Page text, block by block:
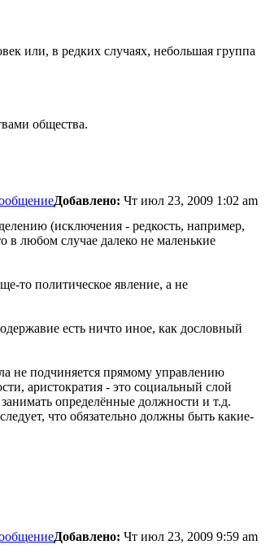
или, в редких случаях, небольшая группа
общества.
Добавлено: Чт июл 23, 2009 1:02 am
(исключения - редкость, например,
в любом случае далеко не маленькие
то политическое явление, а не
есть ничто иное, как дословный
не подчиняется прямому управлению
аристократия - это социальный слой
определённые должности и т.д.
что обязательно должны быть какие-
Добавлено: Чт июл 23, 2009 9:59 am